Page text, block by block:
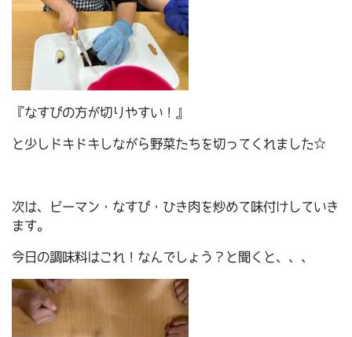
『なすびの方が切りやすい！』
と少しドキドキしながら野菜たちを切ってくれました☆
次は、ピーマン・なすび・ひき肉を炒めて味付けしていき
ます。
今日の調味料はこれ！なんでしょう？と聞くと、、、